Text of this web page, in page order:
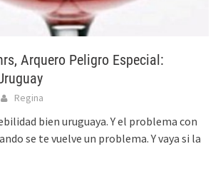
Arquero Peligro Especial:
Regina
bien uruguaya. Y el problema con
se te vuelve un problema. Y vaya si la